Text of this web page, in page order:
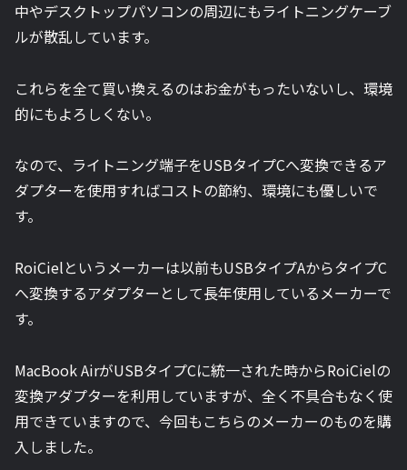
中やデスクトップパソコンの周辺にもライトニングケーブ
ルが散乱しています。
これらを全て買い換えるのはお金がもったいないし、環境
的にもよろしくない。
なので、ライトニング端子をUSBタイプCへ変換できるア
ダプターを使用すればコストの節約、環境にも優しいで
す。
RoiCielというメーカーは以前もUSBタイプAからタイプC
へ変換するアダプターとして長年使用しているメーカーで
す。
MacBook AirがUSBタイプCに統一された時からRoiCielの
変換アダプターを利用していますが、全く不具合もなく使
用できていますので、今回もこちらのメーカーのものを購
入しました。